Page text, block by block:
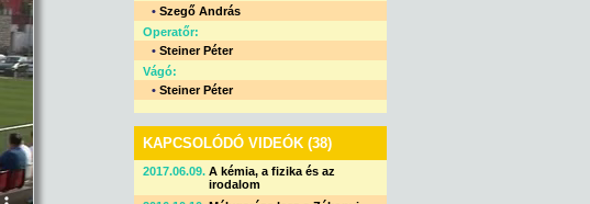
• Szegő András
Operatőr:
• Steiner Péter
Vágó:
• Steiner Péter
KAPCSOLÓDÓ VIDEÓK (38)
2017.06.09. A kémia, a fizika és az
irodalom